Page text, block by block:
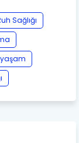
Sağlığı
yaşam